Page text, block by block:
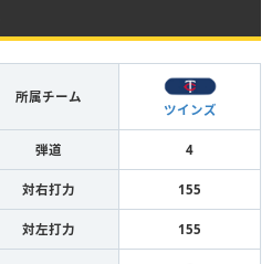
所属チーム
ツインズ
弾道 4
対右打力 155
対左打力 155